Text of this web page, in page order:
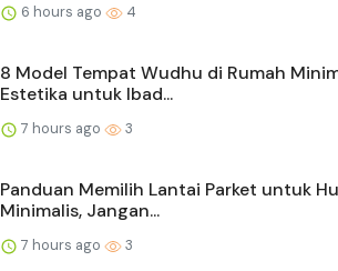
6 hours ago 4
8 Model Tempat Wudhu di Rumah
Estetika untuk Ibad...
7 hours ago 3
Panduan Memilih Lantai Parket untuk
Minimalis, Jangan...
7 hours ago 3